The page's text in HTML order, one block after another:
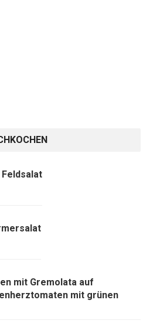
mit Gremolata auf
mit grünen